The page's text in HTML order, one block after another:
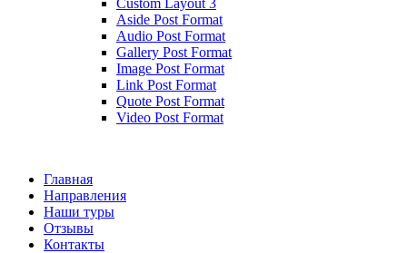
Custom Layout 3
Aside Post Format
Audio Post Format
Gallery Post Format
Image Post Format
Link Post Format
Quote Post Format
Video Post Format
Главная
Направления
Наши туры
Отзывы
Контакты